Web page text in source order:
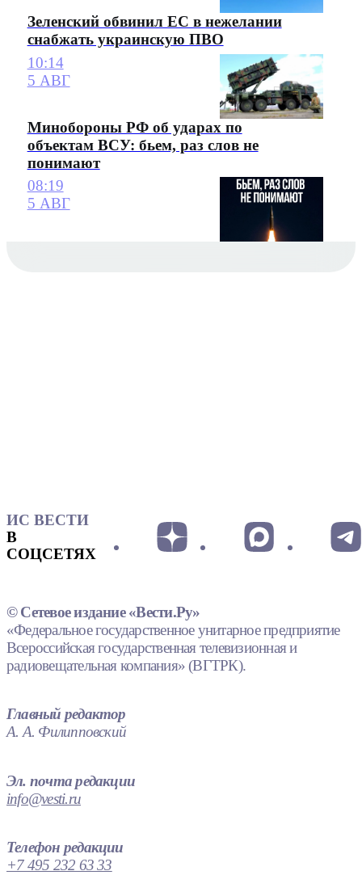
Зеленский обвинил ЕС в нежелании
снабжать украинскую ПВО
10:14
5 АВГ
Минобороны РФ об ударах по
объектам ВСУ: бьем, раз слов не
понимают
08:19
5 АВГ
ИС ВЕСТИ
В
СОЦСЕТЯХ
© Сетевое издание «Вести.Ру»
«Федеральное государственное унитарное предприятие
Всероссийская государственная телевизионная и
радиовещательная компания» (ВГТРК).
Главный редактор
А. А. Филипповский
Эл. почта редакции
info@vesti.ru
Телефон редакции
+7 495 232 63 33